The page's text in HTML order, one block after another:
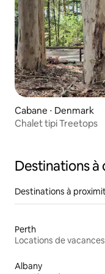
Cabane ⋅ Denmark
Chalet tipi Treetops
Destinations à
Destinations à
Perth
Locations de vacances
Albany